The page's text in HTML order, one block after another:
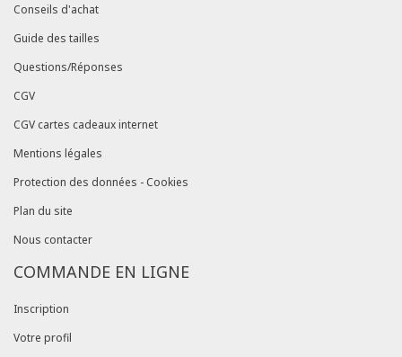
Conseils d'achat
Guide des tailles
Questions/Réponses
CGV
CGV cartes cadeaux internet
Mentions légales
Protection des données - Cookies
Plan du site
Nous contacter
COMMANDE EN LIGNE
Inscription
Votre profil